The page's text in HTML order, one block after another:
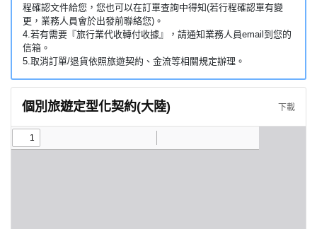
程確認文件給您，您也可以在訂單查詢中得知(若行程確認單有變
更，業務人員會於出發前聯絡您)。
4.若有需要『旅行業代收轉付收據』，請通知業務人員email到您的
信箱。
5.取消訂單/退貨依照旅遊契約、金流等相關規定辦理。
個別旅遊定型化契約(大陸) 下載